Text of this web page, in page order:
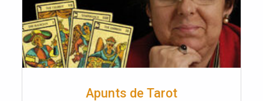
Apunts de Tarot